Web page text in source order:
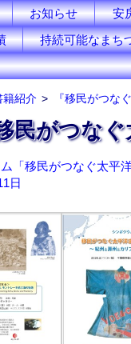
お知らせ
安
持続可能なまち
籍紹介 『移民がつな
民がつな
「移民がつなぐ太平
日